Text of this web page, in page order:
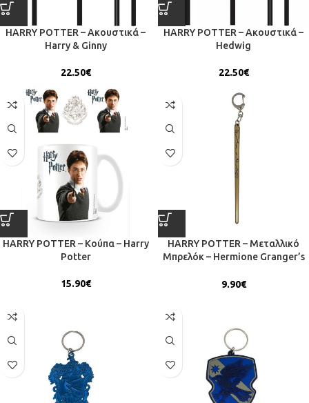
HARRY POTTER – Ακουστικά –
Harry & Ginny
22.50€
HARRY POTTER – Ακουστικά –
Hedwig
22.50€
HARRY POTTER – Κούπα – Harry
Potter
15.90€
HARRY POTTER – Μεταλλικό
Μπρελόκ – Hermione Granger’s
9.90€